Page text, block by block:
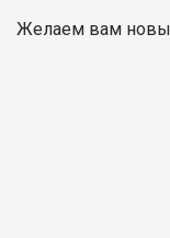
Желаем вам